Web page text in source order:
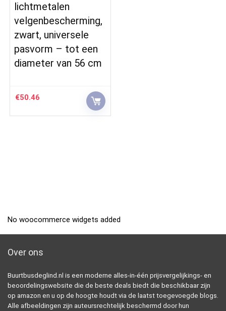
lichtmetalen
velgenbescherming,
zwart, universele
pasvorm – tot een
diameter van 56 cm
€50.46
No woocommerce widgets added
Over ons
Buurtbusdeglind.nl is een moderne alles-in-één prijsvergelijkings- en
beoordelingswebsite die de beste deals biedt die beschikbaar zijn
op amazon en u op de hoogte houdt via de laatst toegevoegde blogs.
Alle afbeeldingen zijn auteursrechtelijk beschermd door hun